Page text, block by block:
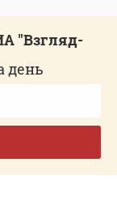
"Взгляд-
день